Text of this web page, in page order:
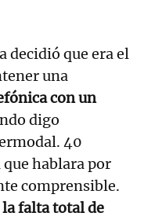
decidió que era el
una
con un
digo
40
hablara por
comprensible.
falta total de